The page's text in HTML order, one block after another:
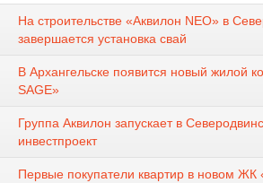
На строительстве «Аквилон NEO» в
завершается установка свай
В Архангельске появится новый жилой
SAGE»
Группа Аквилон запускает в
инвестпроект
Первые покупатели квартир в новом ЖК